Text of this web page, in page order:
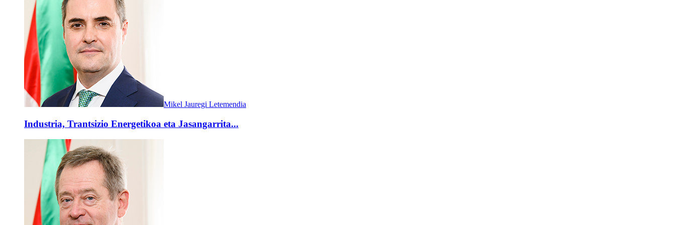
Mikel Jauregi Letemendia
Industria, Trantsizio Energetikoa eta Jasangarrita...